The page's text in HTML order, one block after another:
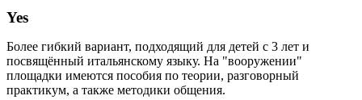
Yes
Более гибкий вариант, подходящий для детей с 3 лет и
посвящённый итальянскому языку. На "вооружении"
площадки имеются пособия по теории, разговорный
практикум, а также методики общения.